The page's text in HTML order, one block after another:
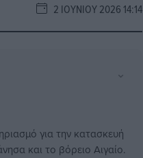
2 ΙΟΥΝΊΟΥ 2026 14:14
⌄
για την κατασκευή
και το βόρειο Αιγαίο.